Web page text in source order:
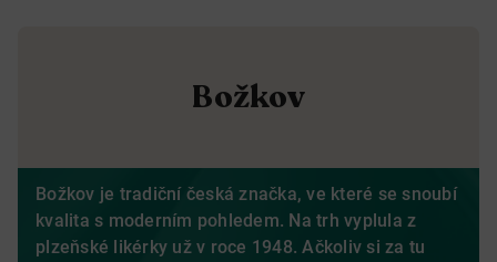
Božkov
Božkov je tradiční česká značka, ve které se snoubí
kvalita s moderním pohledem. Na trh vyplula z
plzeňské likérky už v roce 1948. Ačkoliv si za tu